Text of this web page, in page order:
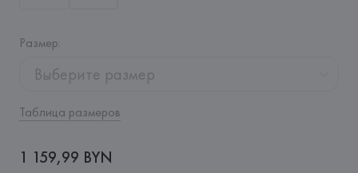
Размер:
Выберите размер
Таблица размеров
1 159,99 BYN